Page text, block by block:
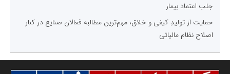
جلب اعتماد بیمار
حمایت از تولیدِ کیفی و خلاق، مهم‌ترین مطالبه فعالان صنایع در کنار
اصلاح نظام مالیاتی